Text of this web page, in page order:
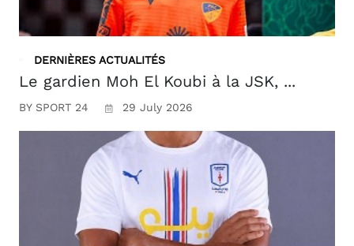
DERNIÈRES ACTUALITÉS
Le gardien Moh El Koubi à la JSK, ...
BY SPORT 24 29 July 2026